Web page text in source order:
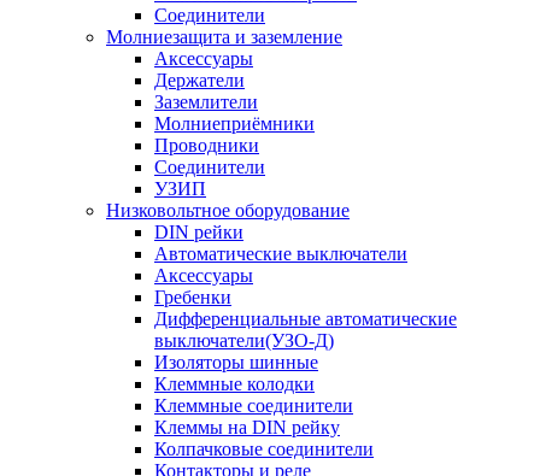
Соединители
Молниезащита и заземление
Аксессуары
Держатели
Заземлители
Молниеприёмники
Проводники
Соединители
УЗИП
Низковольтное оборудование
DIN рейки
Автоматические выключатели
Аксессуары
Гребенки
Дифференциальные автоматические
выключатели(УЗО-Д)
Изоляторы шинные
Клеммные колодки
Клеммные соединители
Клеммы на DIN рейку
Колпачковые соединители
Контакторы и реле